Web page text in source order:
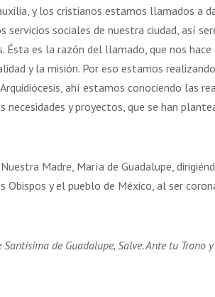
y los cristianos estamos llamados a
sociales de nuestra ciudad, así
es la razón del llamado, que nos hace
y la misión. Por eso estamos
ahí estamos conociendo las
necesidades y proyectos, que se han
Madre, María de Guadalupe,
y el pueblo de México, al ser
de Guadalupe, Salve. Ante tu Trono